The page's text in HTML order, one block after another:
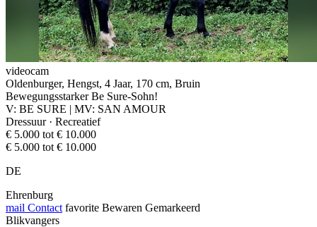
videocam
Oldenburger, Hengst, 4 Jaar, 170 cm, Bruin
Bewegungsstarker Be Sure-Sohn!
V: BE SURE | MV: SAN AMOUR
Dressuur · Recreatief
€ 5.000 tot € 10.000
€ 5.000 tot € 10.000
DE
Ehrenburg
mail Contact favorite Bewaren Gemarkeerd
Blikvangers